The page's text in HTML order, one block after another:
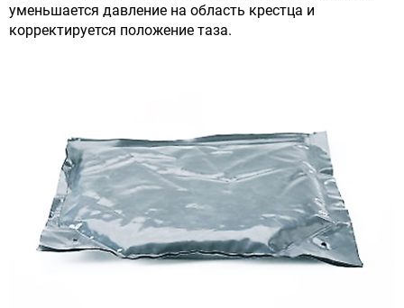
уменьшается давление на область крестца и
корректируется положение таза.